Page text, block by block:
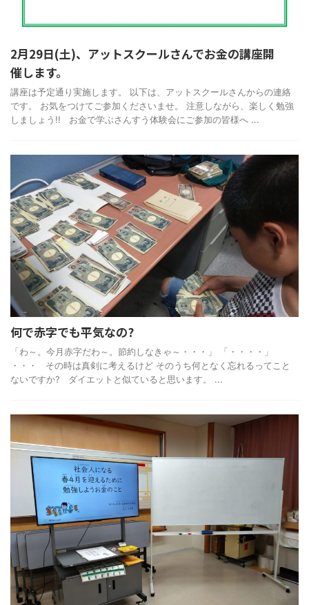
2月29日(土)、アットスクールさんでお金の講座開
催します。
講座は予定通り実施します。 以下は、アットスクールさんからの連絡
です。 お気をつけてご参加くださいませ。 注意しながら、楽しく勉強
しましょう!! お金で学ぶさんすう体験会にご参加の皆様へ ...
何で赤字でも平気なの?
「わ～。今月赤字だわ～。節約しなきゃ～・・・」 「・・・・」
・・・ その時は真剣に考えるけど そのうち何となく忘れるってこと
ないですか? ダイエットと似ていると思います。 ...